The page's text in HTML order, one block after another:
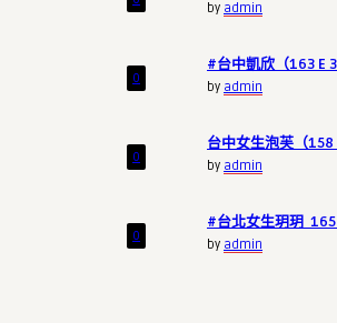
by admin
0
#台中凱欣（163 E
by admin
0
台中女生泡芙（158
by admin
0
#台北女生玥玥 165
by admin